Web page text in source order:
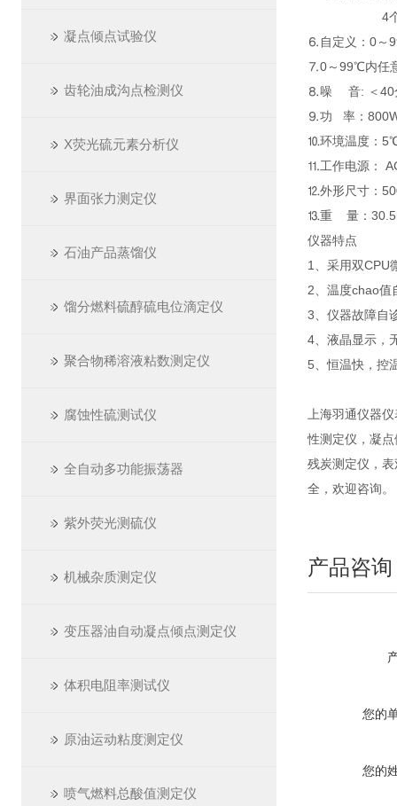
凝点倾点试验仪
齿轮油成沟点检测仪
X荧光硫元素分析仪
界面张力测定仪
石油产品蒸馏仪
馏分燃料硫醇硫电位滴定仪
聚合物稀溶液粘数测定仪
腐蚀性硫测试仪
全自动多功能振荡器
紫外荧光测硫仪
机械杂质测定仪
变压器油自动凝点倾点测定仪
体积电阻率测试仪
原油运动粘度测定仪
喷气燃料总酸值测定仪
4个
⒍自定义：0～
⒎0～99℃内任
⒏噪 音: ＜40
⒐功 率：
⒑环境温度：
⒒工作电源：
⒓外形尺寸：
⒔重 量：
仪器特点
1、采用双CPU
2、温度chao值
3、仪器故障自
4、液晶显示，
5、恒温快，控
上海羽通仪器
性测定仪，凝
残炭测定仪，
全，欢迎咨询。
产品咨询
您的
您的